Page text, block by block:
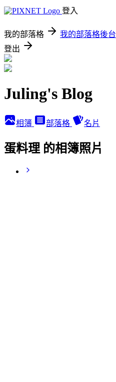
登入
我的部落格 我的部落格後台
登出
Juling's Blog
相簿 部落格 名片
蛋料理 的相簿照片